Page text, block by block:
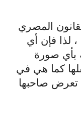
المصري
، لذا فإن أي
بأي صورة
كما هي في
تعرض صاحبها